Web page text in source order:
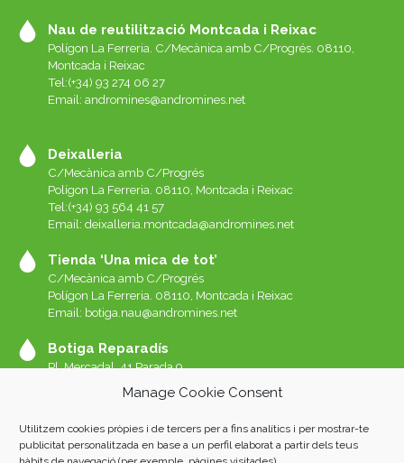
Manage Cookie Consent
Utilitzem cookies pròpies i de tercers per a fins analítics i per mostrar-te
publicitat personalitzada en base a un perfil elaborat a partir dels teus
Nau de reutilització Montcada i Reixac
Polígon La Ferreria. C/Mecànica amb C/Progrés. 08110,
Montcada i Reixac
Tel:(+34) 93 274 06 27
Email: andromines@andromines.net
Deixalleria
C/Mecànica amb C/Progrés
Polígon La Ferreria. 08110, Montcada i Reixac
Tel:(+34) 93 564 41 57
Email: deixalleria.montcada@andromines.net
Tienda ‘Una mica de tot’
C/Mecànica amb C/Progrés
Polígon La Ferreria. 08110, Montcada i Reixac
Email: botiga.nau@andromines.net
Botiga Reparadís
Pl. Mercadal, 41 Parada 9
Whatssap 639-520-060
Botiga Una Mica de tot Sant Andreu